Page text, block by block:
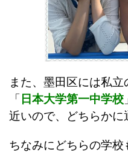
また、墨田区には私
「 日本大学第一中学校
近いので、どちらかに
ちなみにどちらの学